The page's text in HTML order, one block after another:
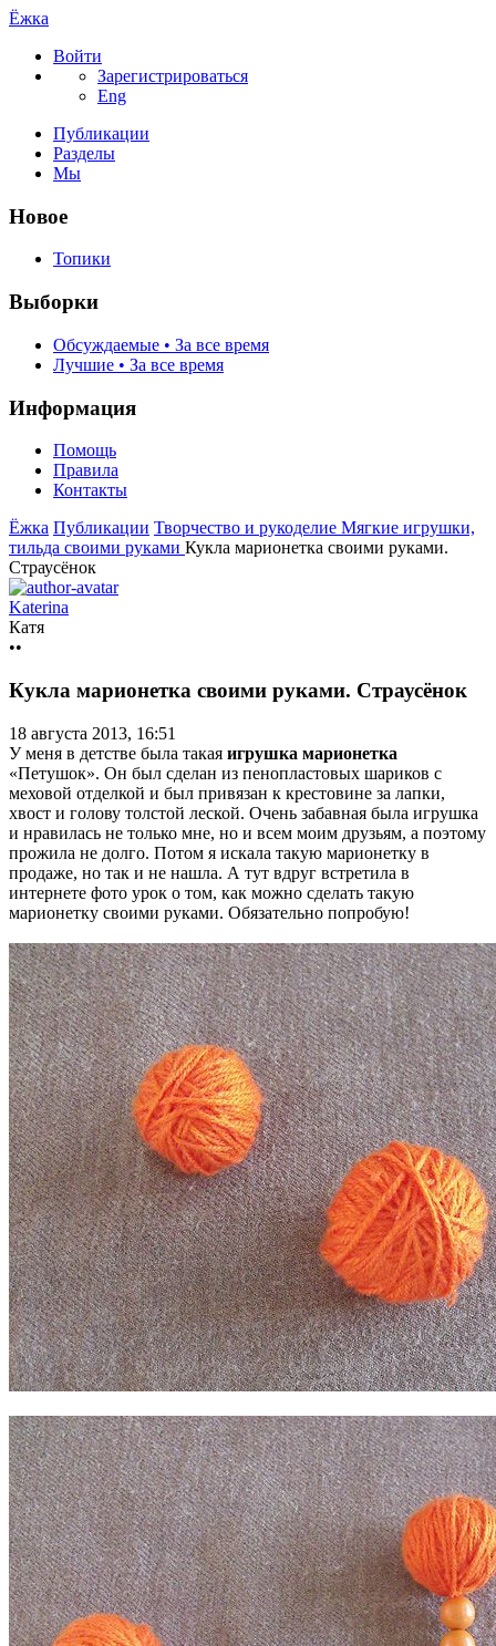
Ёжка
Войти
Зарегистрироваться
Eng
Публикации
Разделы
Мы
Новое
Топики
Выборки
Обсуждаемые • За все время
Лучшие • За все время
Информация
Помощь
Правила
Контакты
Ёжка Публикации Творчество и рукоделие Мягкие игрушки,
тильда своими руками Кукла марионетка своими руками.
Страусёнок
Katerina
Катя
••
Кукла марионетка своими руками. Страусёнок
18 августа 2013, 16:51
У меня в детстве была такая игрушка марионетка
«Петушок». Он был сделан из пенопластовых шариков с
меховой отделкой и был привязан к крестовине за лапки,
хвост и голову толстой леской. Очень забавная была игрушка
и нравилась не только мне, но и всем моим друзьям, а поэтому
прожила не долго. Потом я искала такую марионетку в
продаже, но так и не нашла. А тут вдруг встретила в
интернете фото урок о том, как можно сделать такую
марионетку своими руками. Обязательно попробую!